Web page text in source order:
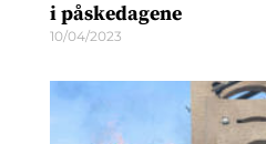
i påskedagene
10/04/2023